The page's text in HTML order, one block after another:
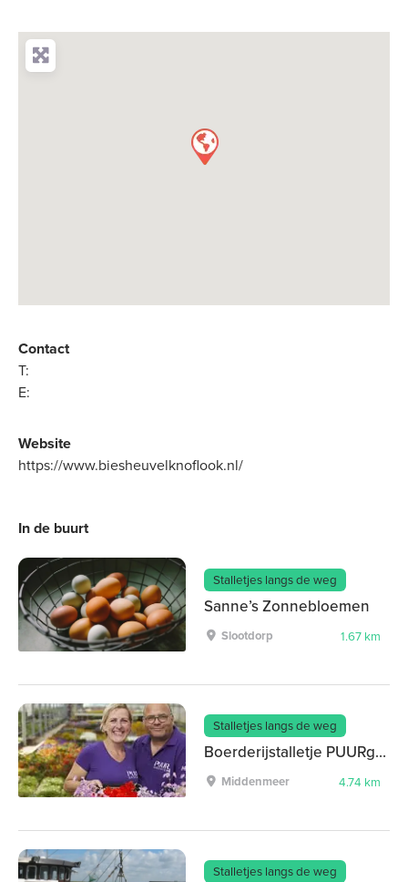
Contact
T:
E:
Website
https://www.biesheuvelknoflook.nl/
In de buurt
Stalletjes langs de weg
Sanne’s Zonnebloemen
Slootdorp 1.67 km
Stalletjes langs de weg
Boerderijstalletje PUURgroente
Middenmeer 4.74 km
Stalletjes langs de weg